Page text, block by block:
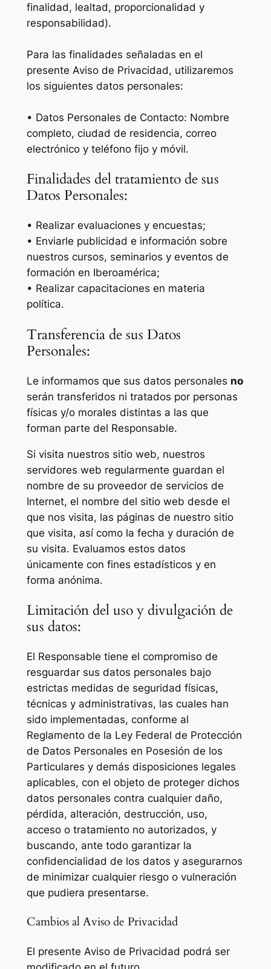
finalidad, lealtad, proporcionalidad y
responsabilidad).
Para las finalidades señaladas en el
presente Aviso de Privacidad, utilizaremos
los siguientes datos personales:
• Datos Personales de Contacto: Nombre
completo, ciudad de residencia, correo
electrónico y teléfono fijo y móvil.
Finalidades del tratamiento de sus
Datos Personales:
• Realizar evaluaciones y encuestas;
• Enviarle publicidad e información sobre
nuestros cursos, seminarios y eventos de
formación en Iberoamérica;
• Realizar capacitaciones en materia
política.
Transferencia de sus Datos
Personales:
Le informamos que sus datos personales no
serán transferidos ni tratados por personas
físicas y/o morales distintas a las que
forman parte del Responsable.
Si visita nuestros sitio web, nuestros
servidores web regularmente guardan el
nombre de su proveedor de servicios de
Internet, el nombre del sitio web desde el
que nos visita, las páginas de nuestro sitio
que visita, así como la fecha y duración de
su visita. Evaluamos estos datos
únicamente con fines estadísticos y en
forma anónima.
Limitación del uso y divulgación de
sus datos:
El Responsable tiene el compromiso de
resguardar sus datos personales bajo
estrictas medidas de seguridad físicas,
técnicas y administrativas, las cuales han
sido implementadas, conforme al
Reglamento de la Ley Federal de Protección
de Datos Personales en Posesión de los
Particulares y demás disposiciones legales
aplicables, con el objeto de proteger dichos
datos personales contra cualquier daño,
pérdida, alteración, destrucción, uso,
acceso o tratamiento no autorizados, y
buscando, ante todo garantizar la
confidencialidad de los datos y asegurarnos
de minimizar cualquier riesgo o vulneración
que pudiera presentarse.
Cambios al Aviso de Privacidad
El presente Aviso de Privacidad podrá ser